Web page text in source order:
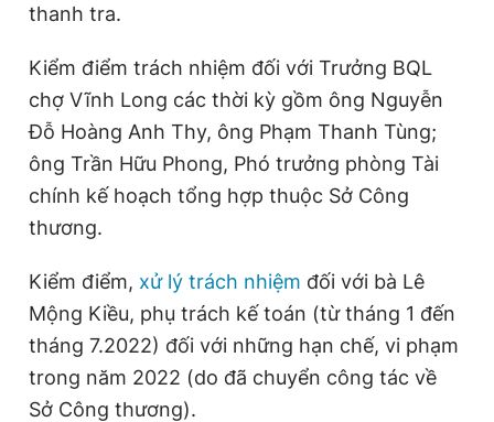
thanh tra.
Kiểm điểm trách nhiệm đối với Trưởng BQL
chợ Vĩnh Long các thời kỳ gồm ông Nguyễn
Đỗ Hoàng Anh Thy, ông Phạm Thanh Tùng;
ông Trần Hữu Phong, Phó trưởng phòng Tài
chính kế hoạch tổng hợp thuộc Sở Công
thương.
Kiểm điểm, xử lý trách nhiệm đối với bà Lê
Mộng Kiều, phụ trách kế toán (từ tháng 1 đến
tháng 7.2022) đối với những hạn chế, vi phạm
trong năm 2022 (do đã chuyển công tác về
Sở Công thương).